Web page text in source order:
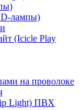
лампы)
(Icicle Play
на проволоке
Light) ПВХ